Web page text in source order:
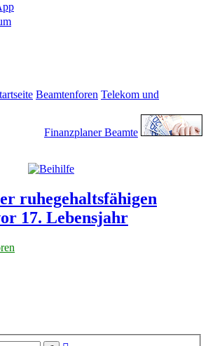
Beamtenforen Telekom und
Finanzplaner Beamte
ruhegehaltsfähigen
17. Lebensjahr